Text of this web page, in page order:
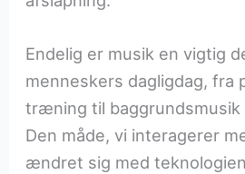
Endelig er musik en vigtig
menneskers dagligdag, fra
træning til baggrundsmusik
Den måde, vi interagerer
ændret sig med